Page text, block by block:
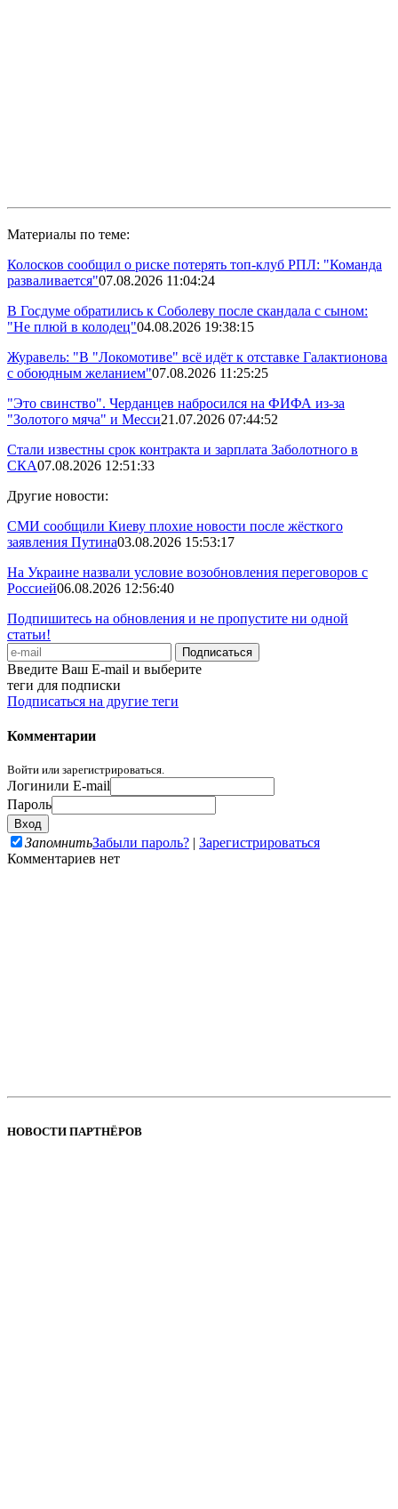
Материалы по теме:
Колосков сообщил о риске потерять топ-клуб РПЛ: "Команда
разваливается"07.08.2026 11:04:24
В Госдуме обратились к Соболеву после скандала с сыном:
"Не плюй в колодец"04.08.2026 19:38:15
Журавель: "В "Локомотиве" всё идёт к отставке Галактионова
с обоюдным желанием"07.08.2026 11:25:25
"Это свинство". Черданцев набросился на ФИФА из-за
"Золотого мяча" и Месси21.07.2026 07:44:52
Стали известны срок контракта и зарплата Заболотного в
СКА07.08.2026 12:51:33
Другие новости:
СМИ сообщили Киеву плохие новости после жёсткого
заявления Путина03.08.2026 15:53:17
На Украине назвали условие возобновления переговоров с
Россией06.08.2026 12:56:40
Подпишитесь на обновления и не пропустите ни одной
статьи!
Введите Ваш E-mail и выберите
теги для подписки
Подписаться на другие теги
Комментарии
Войти или зарегистрироваться.
Логинили E-mail
Пароль
ЗапомнитьЗабыли пароль? | Зарегистрироваться
Комментариев нет
НОВОСТИ ПАРТНЁРОВ